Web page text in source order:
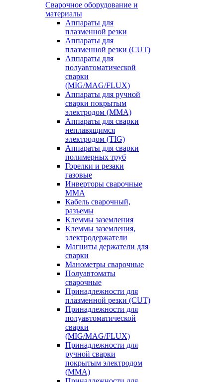
Сварочное оборудование и
материалы
Аппараты для
плазменной резки
Аппараты для
плазменной резки (CUT)
Аппараты для
полуавтоматической
сварки
(MIG/MAG/FLUX)
Аппараты для ручной
сварки покрытым
электродом (MMA)
Аппараты для сварки
неплавящимся
электродом (TIG)
Аппараты для сварки
полимерных труб
Горелки и резаки
газовые
Инверторы сварочные
ММА
Кабель сварочный,
разъемы
Клеммы заземления
Клеммы заземления,
электродержатели
Магниты держатели для
сварки
Манометры сварочные
Полуавтоматы
сварочные
Принадлежности для
плазменной резки (CUT)
Принадлежности для
полуавтоматической
сварки
(MIG/MAG/FLUX)
Принадлежности для
ручной сварки
покрытым электродом
(MMA)